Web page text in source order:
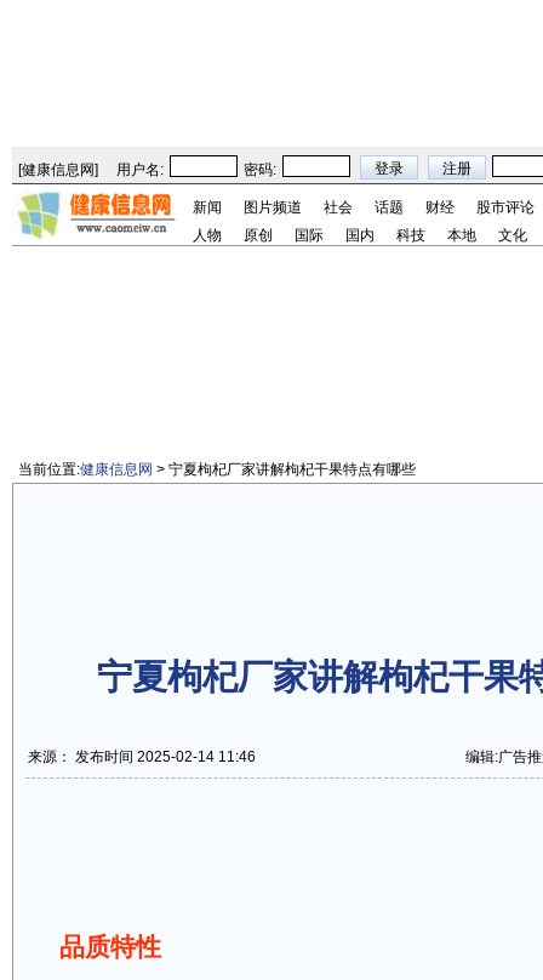
[健康信息网] 用户名: 密码:
新闻 图片频道 社会 话题 财经
股市评论
人物
原创 国际 国内 科技 本地 文化
当前位置:健康信息网 > 宁夏枸杞厂家讲解枸杞干果特点有哪些
宁夏枸杞厂家讲解枸杞干果
来源： 发布时间 2025-02-14 11:46 编辑:广告
品质特性